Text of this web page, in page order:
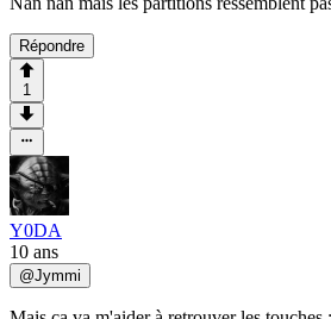
Répondre
1
Y0DA
10 ans
@Jymmi